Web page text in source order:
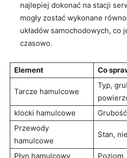
najlepiej⁣ dokonać na stacji
mogły zostać wykonane
układów samochodowych, co
czasowo.
Element Co
Tarcze hamulcowe
Typ,
klocki hamulcowe
Przewody
hamulcowe
Stan,
Płyn hamulcowy